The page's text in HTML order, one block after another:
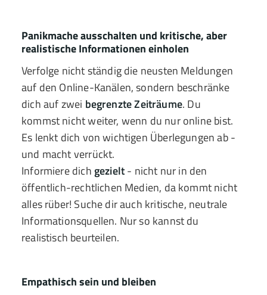
Panikmache ausschalten und kritische, aber
realistische Informationen einholen
Verfolge nicht ständig die neusten Meldungen
auf den Online-Kanälen, sondern beschränke
dich auf zwei begrenzteZeiträume. Du
kommst nicht weiter, wenn du nur online bist.
Es lenkt dich von wichtigen Überlegungen ab -
und macht verrückt.
Informiere dich gezielt- nicht nur in den
öffentlich-rechtlichen Medien, da kommt nicht
alles rüber! Suche dir auch kritische, neutrale
Informationsquellen. Nur so kannst du
realistisch beurteilen.
Empathisch sein und bleiben